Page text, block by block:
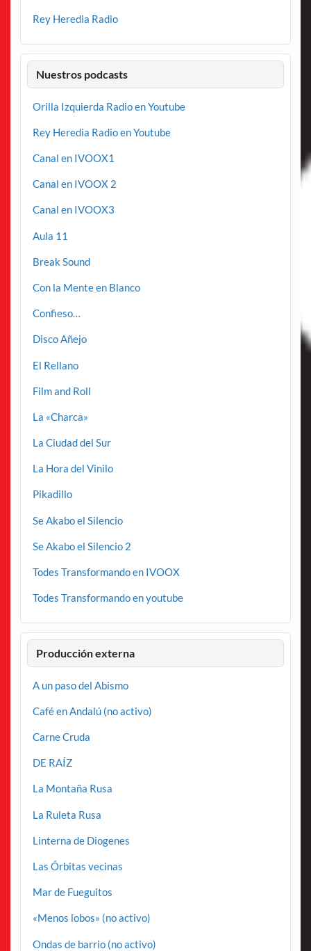
Rey Heredia Radio
Nuestros podcasts
Orilla Izquierda Radio en Youtube
Rey Heredia Radio en Youtube
Canal en IVOOX1
Canal en IVOOX 2
Canal en IVOOX3
Aula 11
Break Sound
Con la Mente en Blanco
Confieso…
Disco Añejo
El Rellano
Film and Roll
La «Charca»
La Ciudad del Sur
La Hora del Vinilo
Pikadillo
Se Akabo el Silencio
Se Akabo el Silencio 2
Todes Transformando en IVOOX
Todes Transformando en youtube
Producción externa
A un paso del Abismo
Café en Andalú (no activo)
Carne Cruda
DE RAÍZ
La Montaña Rusa
La Ruleta Rusa
Linterna de Diogenes
Las Órbitas vecinas
Mar de Fueguitos
«Menos lobos» (no activo)
Ondas de barrio (no activo)